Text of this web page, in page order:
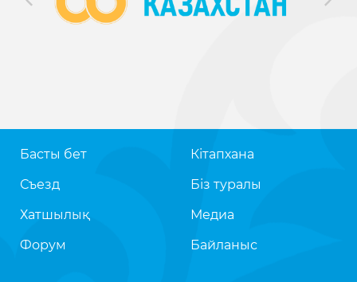
Басты бет
Съезд
Хатшылық
Форум
Кітапхана
Біз туралы
Медиа
Байланыс